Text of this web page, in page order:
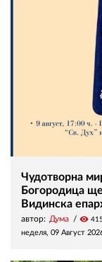
Чудотворна
Богородица
Видинска
автор: Дума visibility 415
неделя, 09 Август